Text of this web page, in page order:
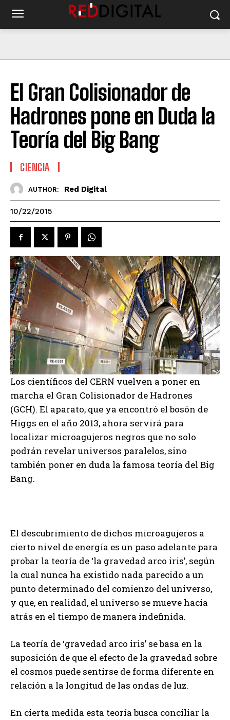
El Gran Colisionador de
Hadrones pone en Duda la
Teoría del Big Bang
CIENCIA
AUTHOR: Red Digital
10/22/2015
Los científicos del CERN vuelven a poner en
marcha el Gran Colisionador de Hadrones
(GCH). El aparato, que ya encontró el bosón de
Higgs en el año 2013, ahora servirá para
localizar microagujeros negros que no solo
podrán revelar universos paralelos, sino
también poner en duda la famosa teoría del Big
Bang.
El descubrimiento de dichos microagujeros a
cierto nivel de energía es un paso adelante para
probar la teoría de ‘la gravedad arco iris’, según
la cual nunca ha existido nada parecido a un
punto determinado del comienzo del universo,
y que, en realidad, el universo se mueve hacia
atrás en el tiempo de manera indefinida.
La teoría de ‘gravedad arco iris’ se basa en la
suposición de que el efecto de la gravedad sobre
el cosmos puede sentirse de forma diferente en
relación a la longitud de las ondas de luz.
En cierta medida esta teoría busca conciliar la